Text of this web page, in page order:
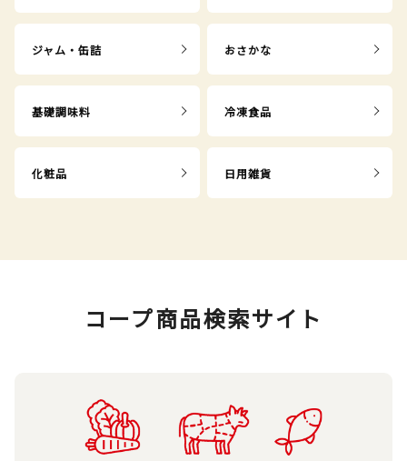
ジャム・缶詰 おさかな
基礎調味料 冷凍食品
化粧品 日用雑貨
コープ商品検索サイト